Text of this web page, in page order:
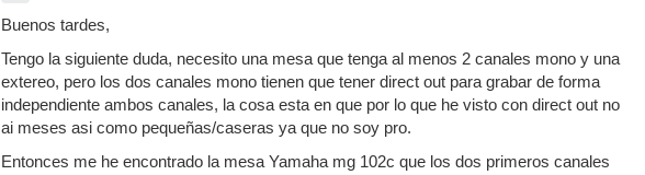
Buenos tardes,
Tengo la siguiente duda, necesito una mesa que tenga al menos 2 canales mono y una
extereo, pero los dos canales mono tienen que tener direct out para grabar de forma
independiente ambos canales, la cosa esta en que por lo que he visto con direct out no
ai meses asi como pequeñas/caseras ya que no soy pro.
Entonces me he encontrado la mesa Yamaha mg 102c que los dos primeros canales